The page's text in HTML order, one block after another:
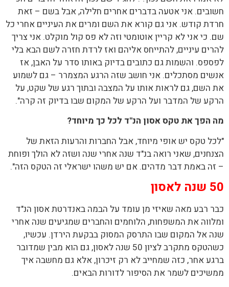
חשובים. אני אטעה בדברים אחרים חלילה, אבל בשם – זאת
חרדת קודש. אני גם קורא את השם ומרים את העיניים אחרי כל
שם. כי אני לא קריין אוטומטי וזה לא פס קול מוקלט. אני צריך
להרים עיניים, להתייחס אליהם ואז לרדת חזרה לשם הבא בלי
לפספס. והשמות גם כתובים בדיוק באותו סדר על האבן, אז
אנשים מסתכלים. אני חושב שזה הרגע המצמרר – גם לשמוע
את השם, גם לראות אותו על המצבה ובתוך רגע של שקט, על
הרקע של המדבר ועל הרקע של המקום שבו בדיוק זה קרה".
מה הפך את טקס אסון הנ"ד לכל כך מיוחד?
"לכל טקס יש אופי מיוחד, אבל החברות והרעות הזאת של
הצנחנים, שאני רואה בנ"ד שנה אחרי שנה ושזה לא הולך ופוחת
– זה באמת דבר מדהים. אם יש משהו ישראלי זה הטקס הזה".
50 שנה לאסון
כבר רבע מאה שאיזי מן עומד על הבמה באנדרטת אסון הנ"ד
ומלווה את המשפחות, הלוחמים והחברים שמגיעים שנה אחרי
שנה אל המקום שבו התרסק המסוק בבקעת הירדן. עכשיו,
כשהטקס מתקרב לציון 50 שנה לאסון, גם הוא מבין שמדובר
ברגע אחר, כזה שמחייב לא רק זיכרון, אלא גם מחשבה איך
ממשיכים לשמר את הסיפור לדורות הבאים.